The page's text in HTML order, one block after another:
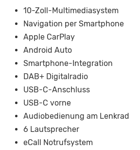
10-Zoll-Multimediasystem
Navigation per Smartphone
Apple CarPlay
Android Auto
Smartphone-Integration
DAB+ Digitalradio
USB-C-Anschluss
USB-C vorne
Audiobedienung am Lenkrad
6 Lautsprecher
eCall Notrufsystem